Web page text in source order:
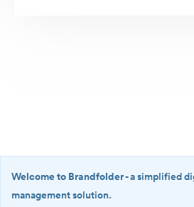
Welcome to Brandfolder- a simplified
management solution.